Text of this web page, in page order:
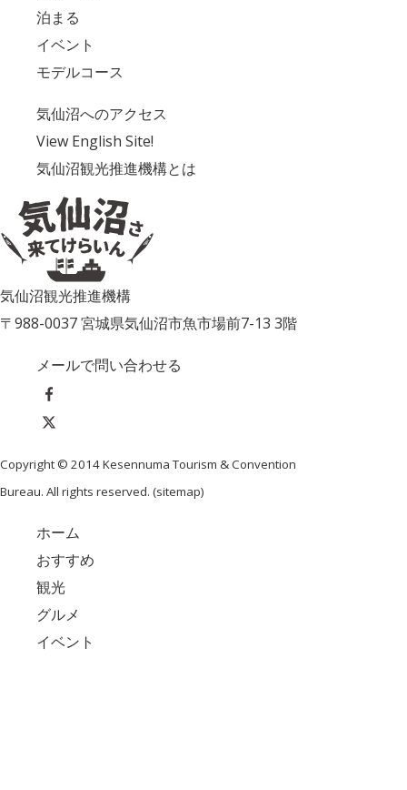
泊まる
イベント
モデルコース
気仙沼へのアクセス
View English Site!
気仙沼観光推進機構とは
気仙沼観光推進機構
〒988-0037 宮城県気仙沼市魚市場前7-13 3階
メールで問い合わせる
Copyright © 2014 Kesennuma Tourism & Convention
Bureau. All rights reserved. (sitemap)
ホーム
おすすめ
観光
グルメ
イベント